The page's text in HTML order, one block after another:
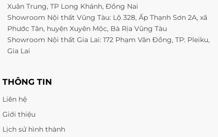
Xuân Trung, TP Long Khánh, Đồng Nai
Showroom Nội thất Vũng Tàu: Lộ 328, Ấp Thạnh Sơn 2A, xã
Phước Tân, huyện Xuyên Mộc, Bà Rịa Vũng Tàu
Showroom Nội thất Gia Lai: 172 Phạm Văn Đồng, TP: Pleiku,
Gia Lai
THÔNG TIN
Liên hệ
Giới thiệu
Lịch sử hình thành